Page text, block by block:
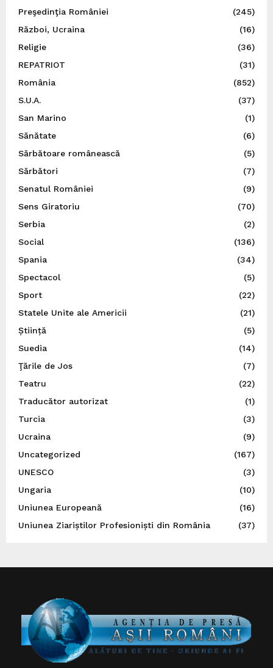
Preşedinţia României
(245)
Război, Ucraina
(16)
Religie
(36)
REPATRIOT
(31)
România
(852)
S.U.A.
(37)
San Marino
(1)
Sănătate
(6)
Sărbătoare românească
(5)
Sărbători
(7)
Senatul României
(9)
Sens Giratoriu
(70)
Serbia
(2)
Social
(136)
Spania
(34)
Spectacol
(5)
Sport
(22)
Statele Unite ale Americii
(21)
Știință
(5)
Suedia
(14)
Ţările de Jos
(7)
Teatru
(22)
Traducător autorizat
(1)
Turcia
(3)
Ucraina
(9)
Uncategorized
(167)
UNESCO
(3)
Ungaria
(10)
Uniunea Europeană
(16)
Uniunea Ziariștilor Profesioniști din România
(37)